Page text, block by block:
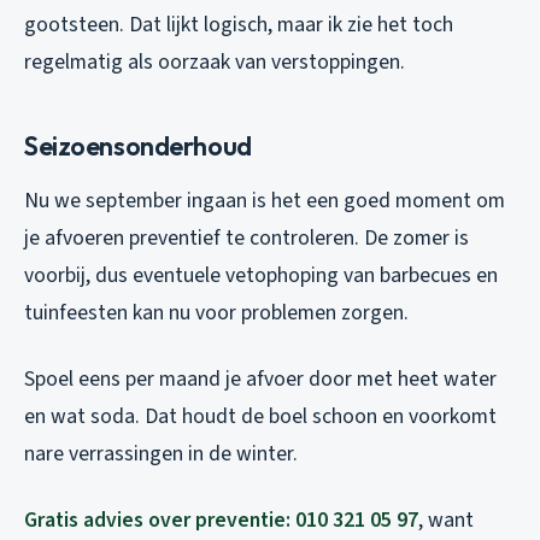
gootsteen. Dat lijkt logisch, maar ik zie het toch
regelmatig als oorzaak van verstoppingen.
Seizoensonderhoud
Nu we september ingaan is het een goed moment om
je afvoeren preventief te controleren. De zomer is
voorbij, dus eventuele vetophoping van barbecues en
tuinfeesten kan nu voor problemen zorgen.
Spoel eens per maand je afvoer door met heet water
en wat soda. Dat houdt de boel schoon en voorkomt
nare verrassingen in de winter.
Gratis advies over preventie: 010 321 05 97, want